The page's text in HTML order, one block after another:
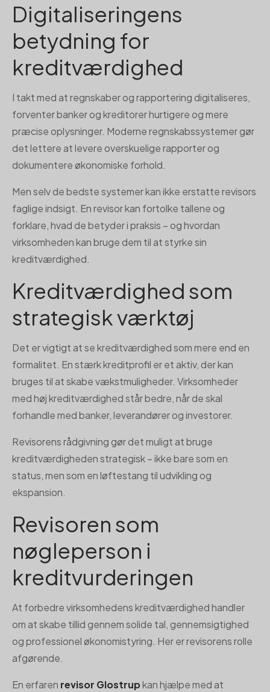
Digitaliseringens
betydning for
kreditværdighed
I takt med at regnskaber og rapportering digitaliseres,
forventer banker og kreditorer hurtigere og mere
præcise oplysninger. Moderne regnskabssystemer gør
det lettere at levere overskuelige rapporter og
dokumentere økonomiske forhold.
Men selv de bedste systemer kan ikke erstatte revisors
faglige indsigt. En revisor kan fortolke tallene og
forklare, hvad de betyder i praksis – og hvordan
virksomheden kan bruge dem til at styrke sin
kreditværdighed.
Kreditværdighed som
strategisk værktøj
Det er vigtigt at se kreditværdighed som mere end en
formalitet. En stærk kreditprofil er et aktiv, der kan
bruges til at skabe vækstmuligheder. Virksomheder
med høj kreditværdighed står bedre, når de skal
forhandle med banker, leverandører og investorer.
Revisorens rådgivning gør det muligt at bruge
kreditværdigheden strategisk – ikke bare som en
status, men som en løftestang til udvikling og
ekspansion.
Revisoren som
nøgleperson i
kreditvurderingen
At forbedre virksomhedens kreditværdighed handler
om at skabe tillid gennem solide tal, gennemsigtighed
og professionel økonomistyring. Her er revisorens rolle
afgørende.
En erfaren revisor Glostrupkan hjælpe med at